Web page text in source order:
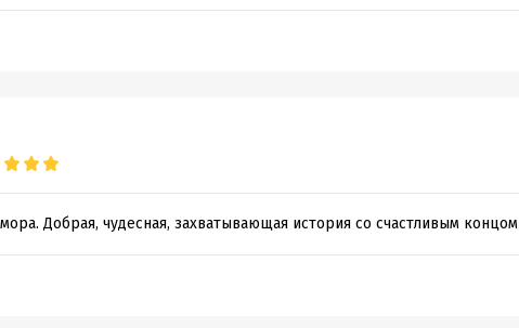
Добрая, чудесная, захватывающая история со счастливым концом